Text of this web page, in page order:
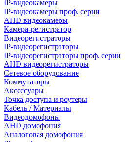
IP-видеокамеры
IP-видеокамеры проф. серии
AHD видеокамеры
Камера-регистратор
Видеорегистраторы
IP-видеорегистраторы
IP-видеорегистраторы проф. серии
AHD видеорегистраторы
Сетевое оборудование
Коммутаторы
Аксессуары
Точка доступа и роутеры
Кабель / Материалы
Видеодомофоны
AHD домофония
Аналоговая домофония